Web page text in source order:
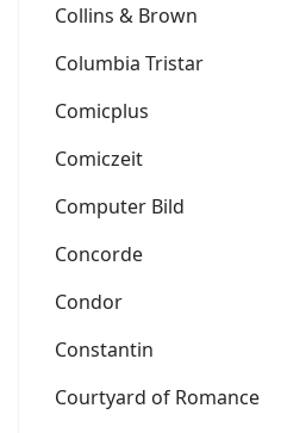
Collins & Brown
Columbia Tristar
Comicplus
Comiczeit
Computer Bild
Concorde
Condor
Constantin
Courtyard of Romance